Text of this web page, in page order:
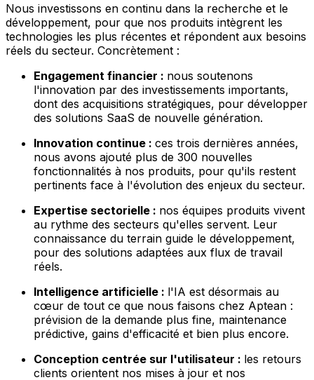
Nous investissons en continu dans la recherche et le
développement, pour que nos produits intègrent les
technologies les plus récentes et répondent aux besoins
réels du secteur. Concrètement :
Engagement financier : nous soutenons
l'innovation par des investissements importants,
dont des acquisitions stratégiques, pour développer
des solutions SaaS de nouvelle génération.
Innovation continue : ces trois dernières années,
nous avons ajouté plus de 300 nouvelles
fonctionnalités à nos produits, pour qu'ils restent
pertinents face à l'évolution des enjeux du secteur.
Expertise sectorielle : nos équipes produits vivent
au rythme des secteurs qu'elles servent. Leur
connaissance du terrain guide le développement,
pour des solutions adaptées aux flux de travail
réels.
Intelligence artificielle : l'IA est désormais au
cœur de tout ce que nous faisons chez Aptean :
prévision de la demande plus fine, maintenance
prédictive, gains d'efficacité et bien plus encore.
Conception centrée sur l'utilisateur : les retours
clients orientent nos mises à jour et nos